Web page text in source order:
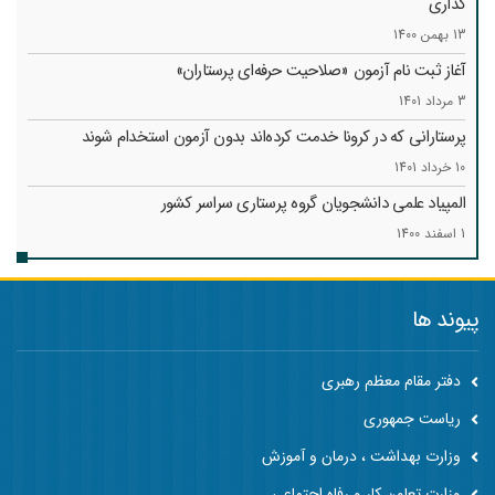
13 بهمن 1400
آغاز ثبت نام آزمون «صلاحیت حرفه‌ای پرستاران»
3 مرداد 1401
پرستارانی که در کرونا خدمت کرد‌ه‌اند بدون آزمون استخدام شوند
10 خرداد 1401
المپیاد علمی دانشجویان گروه پرستاری سراسر کشور
1 اسفند 1400
پیوند ها
دفتر مقام معظم رهبری
ریاست جمهوری
وزارت بهداشت ، درمان و آموزش